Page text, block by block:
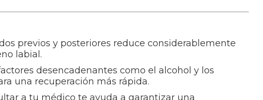
previos y posteriores reduce considerablemente
labial.
desencadenantes como el alcohol y los
una recuperación más rápida.
a tu médico te ayuda a garantizar una